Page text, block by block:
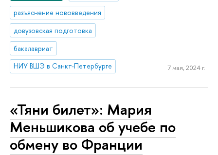
разъяснение нововведения
довузовская подготовка
бакалавриат
НИУ ВШЭ в Санкт-Петербурге
7 мая, 2024 г.
«Тяни билет»: Мария
Меньшикова об учебе по
обмену во Франции